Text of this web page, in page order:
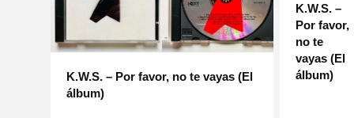
K.W.S. – Por favor, no te vayas (El
álbum)
K.W.S. –
Por favor,
no te
vayas (El
álbum)